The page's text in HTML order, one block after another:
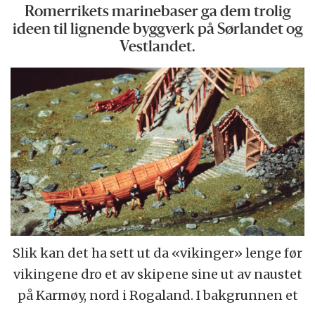
Romerrikets marinebaser ga dem trolig
ideen til lignende byggverk på Sørlandet og
Vestlandet.
Slik kan det ha sett ut da «vikinger» lenge før
vikingene dro et av skipene sine ut av naustet
på Karmøy, nord i Rogaland. I bakgrunnen et